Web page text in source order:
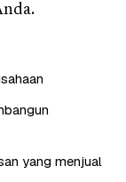
yang menjual